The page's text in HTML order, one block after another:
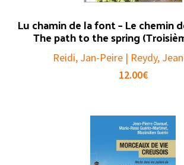
Lu chamin de la font – Le chemin
The path to the spring
Reidi, Jan-Peire | Reydy,
12.00€